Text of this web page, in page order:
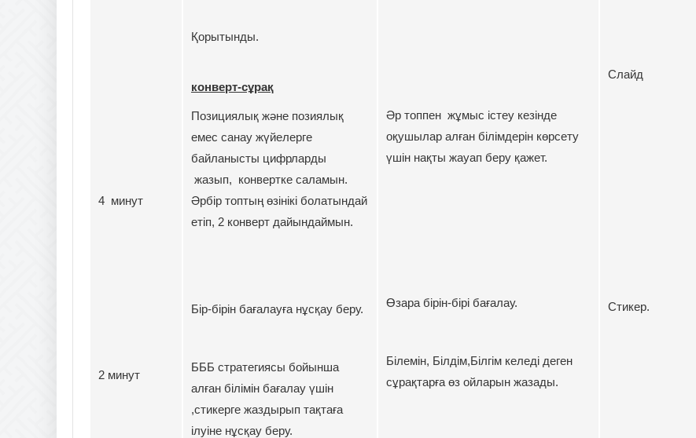
4 минут
2 минут
Қорытынды.
конверт-сұрақ
Позициялық және позиялық
емес санау жүйелерге
байланысты цифрларды
жазып, конвертке саламын.
Әрбір топтың өзінікі болатындай
етіп, 2 конверт дайындаймын.
Бір-бірін бағалауға нұсқау беру.
БББ стратегиясы бойынша
алған білімін бағалау үшін
,стикерге жаздырып тақтаға
ілуіне нұсқау беру.
Әр топпен жұмыс істеу кезінде
оқушылар алған білімдерін көрсету
үшін нақты жауап беру қажет.
Өзара бірін-бірі бағалау.
Білемін, Білдім,Білгім келеді деген
сұрақтарға өз ойларын жазады.
Слайд
Стикер.